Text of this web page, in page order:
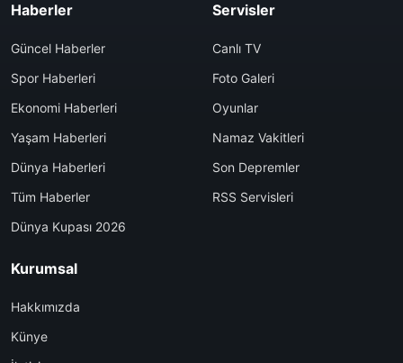
Haberler
Güncel Haberler
Spor Haberleri
Ekonomi Haberleri
Yaşam Haberleri
Dünya Haberleri
Tüm Haberler
Dünya Kupası 2026
Servisler
Canlı TV
Foto Galeri
Oyunlar
Namaz Vakitleri
Son Depremler
RSS Servisleri
Kurumsal
Hakkımızda
Künye